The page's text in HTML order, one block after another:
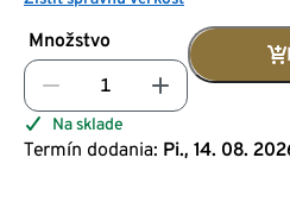
Množstvo
Na sklade
Termín dodania: Pi., 14. 08.